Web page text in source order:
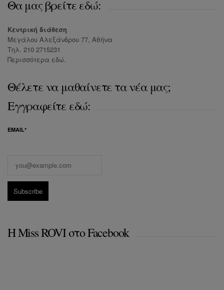
Θα μας βρείτε εδώ:
Κεντρική διάθεση
Μεγάλου Αλεξάνδρου 77, Αθήνα
Τηλ. 210 2715231
Περισσότερα εδώ.
Θέλετε να μαθαίνετε τα νέα μας;
Εγγραφείτε εδώ:
EMAIL*
Η Miss ROVI στο Facebook